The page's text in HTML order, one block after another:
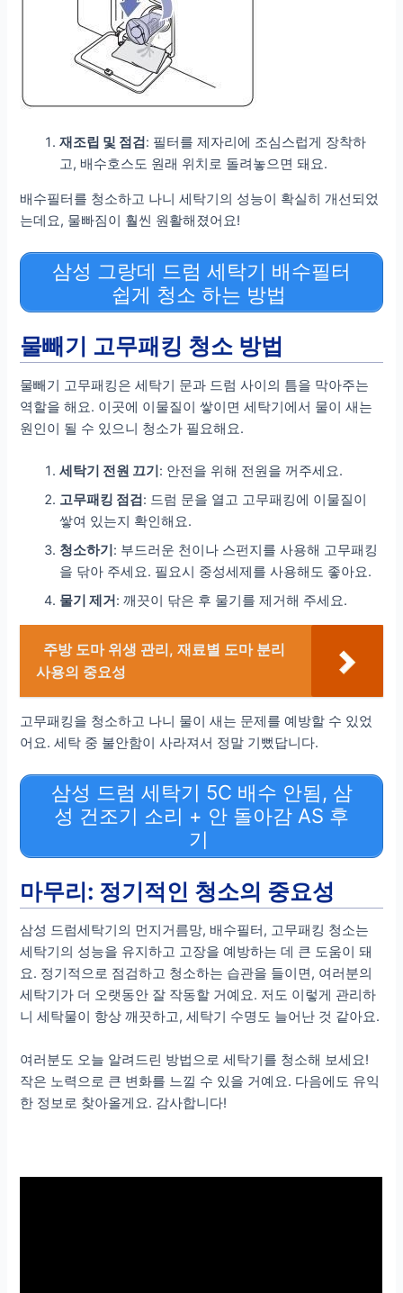
재조립 및 점검: 필터를 제자리에 조심스럽게 장착하
고, 배수호스도 원래 위치로 돌려놓으면 돼요.
배수필터를 청소하고 나니 세탁기의 성능이 확실히 개선되었
는데요, 물빠짐이 훨씬 원활해졌어요!
삼성 그랑데 드럼 세탁기 배수필터
쉽게 청소 하는 방법
물빼기 고무패킹 청소 방법
물빼기 고무패킹은 세탁기 문과 드럼 사이의 틈을 막아주는
역할을 해요. 이곳에 이물질이 쌓이면 세탁기에서 물이 새는
원인이 될 수 있으니 청소가 필요해요.
세탁기 전원 끄기: 안전을 위해 전원을 꺼주세요.
고무패킹 점검: 드럼 문을 열고 고무패킹에 이물질이
쌓여 있는지 확인해요.
청소하기: 부드러운 천이나 스펀지를 사용해 고무패킹
을 닦아 주세요. 필요시 중성세제를 사용해도 좋아요.
물기 제거: 깨끗이 닦은 후 물기를 제거해 주세요.
주방 도마 위생 관리, 재료별 도마 분리
사용의 중요성
고무패킹을 청소하고 나니 물이 새는 문제를 예방할 수 있었
어요. 세탁 중 불안함이 사라져서 정말 기뻤답니다.
삼성 드럼 세탁기 5C 배수 안됨, 삼
성 건조기 소리 + 안 돌아감 AS 후
기
마무리: 정기적인 청소의 중요성
삼성 드럼세탁기의 먼지거름망, 배수필터, 고무패킹 청소는
세탁기의 성능을 유지하고 고장을 예방하는 데 큰 도움이 돼
요. 정기적으로 점검하고 청소하는 습관을 들이면, 여러분의
세탁기가 더 오랫동안 잘 작동할 거예요. 저도 이렇게 관리하
니 세탁물이 항상 깨끗하고, 세탁기 수명도 늘어난 것 같아요.
여러분도 오늘 알려드린 방법으로 세탁기를 청소해 보세요!
작은 노력으로 큰 변화를 느낄 수 있을 거예요. 다음에도 유익
한 정보로 찾아올게요. 감사합니다!